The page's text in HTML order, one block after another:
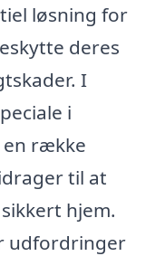
løsning for
deres
I
i
række
til at
hjem.
udfordringer